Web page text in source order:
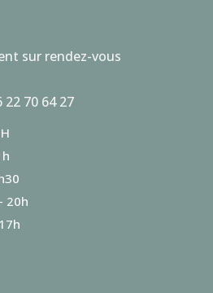
sur rendez-vous
22 70 64 27
20h